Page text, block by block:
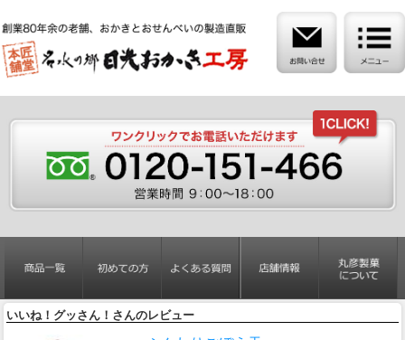
いいね！グッさん！さんのレビュー